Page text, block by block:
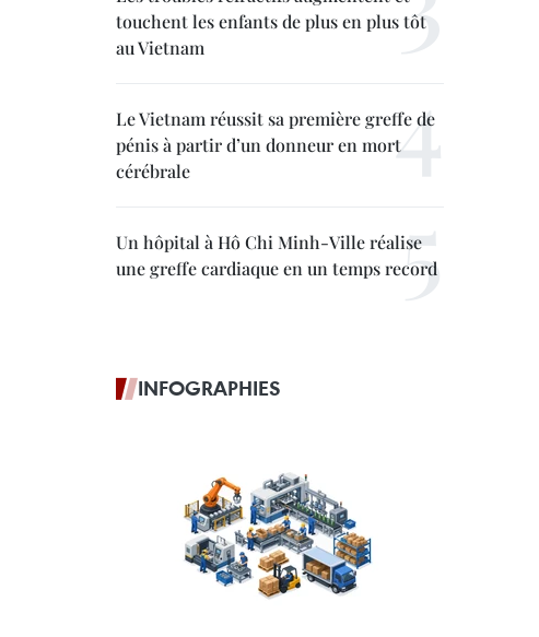
touchent les enfants de plus en plus tôt
au Vietnam
Le Vietnam réussit sa première greffe de
pénis à partir d’un donneur en mort
cérébrale
Un hôpital à Hô Chi Minh-Ville réalise
une greffe cardiaque en un temps record
INFOGRAPHIES